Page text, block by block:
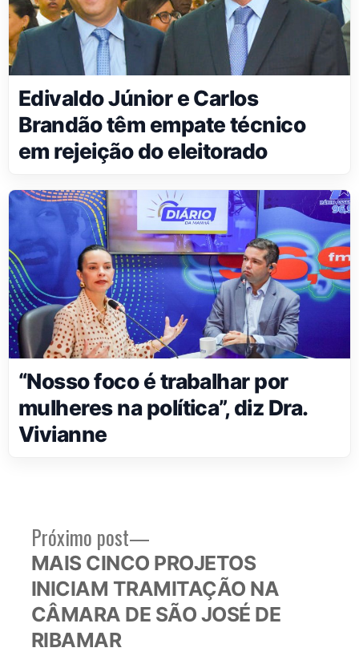
Edivaldo Júnior e Carlos
Brandão têm empate técnico
em rejeição do eleitorado
“Nosso foco é trabalhar por
mulheres na política”, diz Dra.
Vivianne
Navegação
de
Post
Próximo post
Próximo
post:
MAIS CINCO PROJETOS
INICIAM TRAMITAÇÃO NA
CÂMARA DE SÃO JOSÉ DE
RIBAMAR